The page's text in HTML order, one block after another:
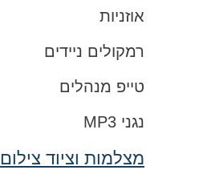
אוזניות
רמקולים ניידים
טייפ מנהלים
נגני MP3
מצלמות וציוד צילום